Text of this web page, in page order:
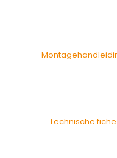
Technische